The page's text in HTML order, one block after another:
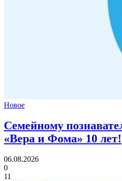
Новое
Семейному
«Вера и Фома» 10 лет!
06.08.2026
0
11